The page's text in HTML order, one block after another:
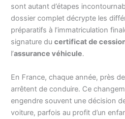
sont autant d’étapes
dossier complet décrypte les
préparatifs à l’immatriculation
signature ducertificat de
l’assurance véhicule.
En France, chaque année, près
arrêtent de conduire. Ce
engendre souvent une décision
voiture, parfois au profit d’un